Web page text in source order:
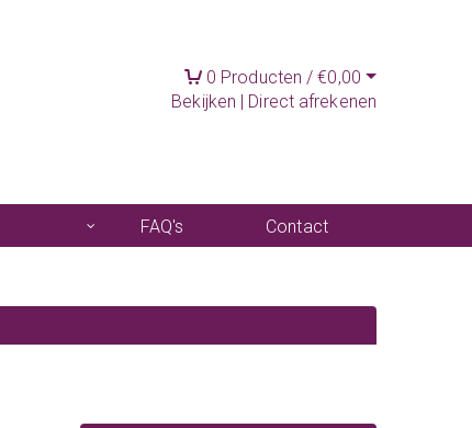
0 Producten /€0,00
Bekijken | Direct afrekenen
FAQ's
Contact